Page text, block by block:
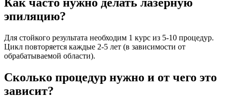
Как часто нужно делать лазерную
эпиляцию?
Для стойкого результата необходим 1 курс из 5-10 процедур.
Цикл повторяется каждые 2-5 лет (в зависимости от
обрабатываемой области).
Сколько процедур нужно и от чего это
зависит?